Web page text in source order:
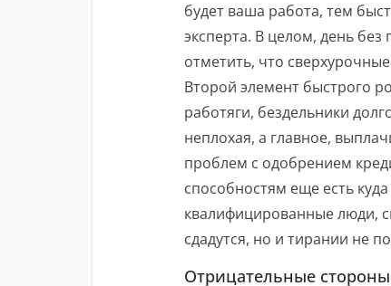
будет ваша работа, тем
эксперта. В целом, день
отметить, что
Второй элемент быстрого
работяги, бездельники
неплохая, а главное,
проблем с одобрением
способностям еще есть
квалифицированные люди,
сдадутся, но и тирании не
Отрицательные стороны